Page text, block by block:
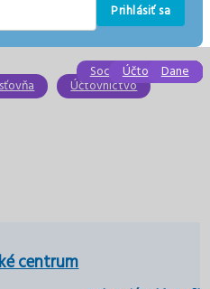
Prihlásiť sa
Účtovníctvo
centrum
Ekonomika
Ekonomika
Sociálna poisťovňa
Účtovníctvo
Účtovníctvo
Dane